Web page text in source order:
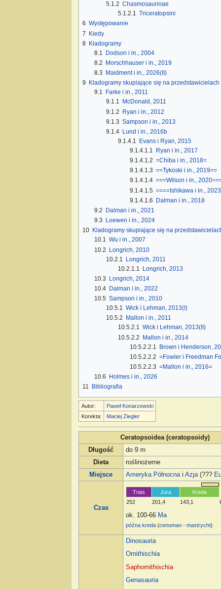
5.1.2 Chasmosaurinae
5.1.2.1 Triceratopsini
6 Występowanie
7 Kiedy
8 Kladogramy
8.1
Dodson i in., 2004
8.2
Morschhauser i in., 2019
8.3
Maidment i in., 2026(II)
9
Kladogramy skupiające się na
9.1
Farke i in., 2011
9.1.1
McDonald, 2011
9.1.2 Ryan i in., 2012
9.1.3 Sampson i in., 2013
9.1.4 Lund i in., 2016b
9.1.4.1 Evans i Ryan, 2015
9.1.4.1.1 Ryan i in., 2017
9.1.4.1.2 =Chiba i in., 2018=
9.1.4.1.3 ==Tykoski i in., 2019==
9.1.4.1.4 ===Wilson i in.,
9.1.4.1.5 ====Ishikawa i in.,
9.1.4.1.6 Dalman i in., 2018
9.2
Dalman i in., 2021
9.3
Loewen i in., 2024
10 Kladogramy skupiające się na
10.1 Wu i in., 2007
10.2 Longrich, 2010
10.2.1
Longrich, 2011
10.2.1.1
Longrich, 2013
10.3 Longrich, 2014
10.4 Dalman i in., 2022
10.5 Sampson i in., 2010
10.5.1 Wick i Lehman, 2013(I)
10.5.2
Mallon i in., 2011
10.5.2.1 Wick i Lehman, 2013(II)
10.5.2.2 Mallon i in., 2014
10.5.2.2.1
Brown i Henderson,
10.5.2.2.2 =Fowler i Freedman
10.5.2.2.3 =Mallon i in., 2016=
10.6
Holmes i in., 2026
11
Bibliografia
Autor:
Paweł Konarzewski
Korekta:
Maciej Ziegler
Ceratopsoidea (ceratopsoidy)
Długość
do 9 m
Dieta
roślinożerne
Miejsce
Ameryka PółnocnaiAzja(???
Czas
Trias
252
Jura
201,4
Kreda
143,1
ok. 100-66 Ma
późna kreda (cenoman -mastrycht)
Dinosauria
Ornithischia
Saphornithischia
Genasauria